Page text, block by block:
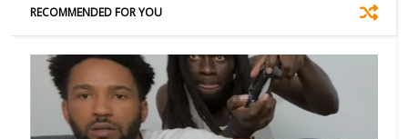
RECOMMENDED FOR YOU